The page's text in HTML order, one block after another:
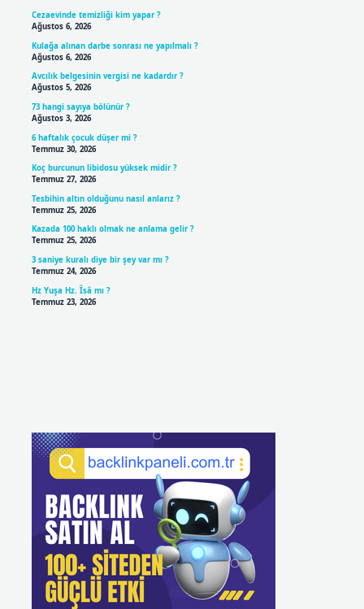
Cezaevinde temizliği kim yapar ?
Ağustos 6, 2026
Kulağa alınan darbe sonrası ne yapılmalı ?
Ağustos 6, 2026
Avcılık belgesinin vergisi ne kadardır ?
Ağustos 5, 2026
73 hangi sayıya bölünür ?
Ağustos 3, 2026
6 haftalık çocuk düşer mi ?
Temmuz 30, 2026
Koç burcunun libidosu yüksek midir ?
Temmuz 27, 2026
Tesbihin altın olduğunu nasıl anlarız ?
Temmuz 25, 2026
Kazada 100 haklı olmak ne anlama gelir ?
Temmuz 25, 2026
3 saniye kuralı diye bir şey var mı ?
Temmuz 24, 2026
Hz Yuşa Hz. Îsâ mı ?
Temmuz 23, 2026